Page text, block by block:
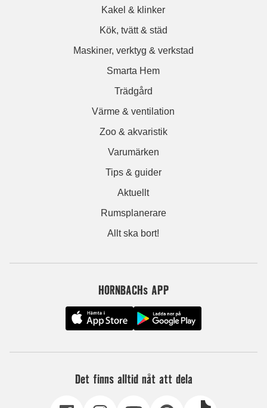
Kakel & klinker
Kök, tvätt & städ
Maskiner, verktyg & verkstad
Smarta Hem
Trädgård
Värme & ventilation
Zoo & akvaristik
Varumärken
Tips & guider
Aktuellt
Rumsplanerare
Allt ska bort!
HORNBACHs APP
Det finns alltid nåt att dela